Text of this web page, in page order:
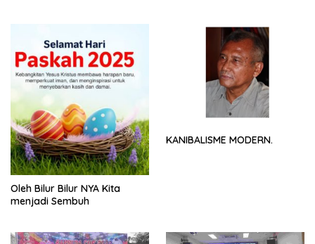
Oleh Bilur Bilur NYA Kita
menjadi Sembuh
KANIBALISME MODERN.